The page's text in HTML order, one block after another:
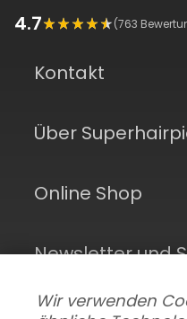
4.7 (763
Kontakt
Über
Online Shop
Newsletter und
Wir verwenden